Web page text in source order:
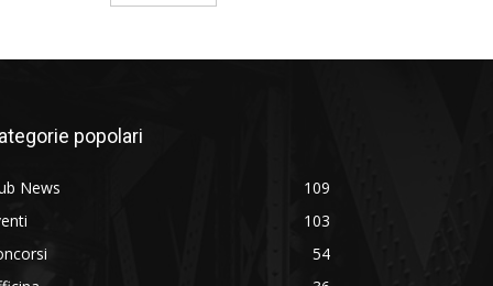
popolari
News
109
103
54